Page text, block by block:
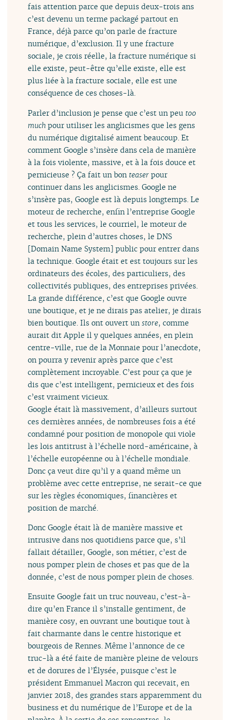
fais attention parce que depuis deux-trois ans
c’est devenu un terme packagé partout en
France, déjà parce qu’on parle de fracture
numérique, d’exclusion. Il y une fracture
sociale, je crois réelle, la fracture numérique si
elle existe, peut-être qu’elle existe, elle est
plus liée à la fracture sociale, elle est une
conséquence de ces choses-là.
Parler d’inclusion je pense que c’est un peu too
much pour utiliser les anglicismes que les gens
du numérique digitalisé aiment beaucoup. Et
comment Google s’insère dans cela de manière
à la fois violente, massive, et à la fois douce et
pernicieuse ? Ça fait un bon teaser pour
continuer dans les anglicismes. Google ne
s’insère pas, Google est là depuis longtemps. Le
moteur de recherche, enfin l’entreprise Google
et tous les services, le courriel, le moteur de
recherche, plein d’autres choses, le DNS
[Domain Name System] public pour entrer dans
la technique. Google était et est toujours sur les
ordinateurs des écoles, des particuliers, des
collectivités publiques, des entreprises privées.
La grande différence, c’est que Google ouvre
une boutique, et je ne dirais pas atelier, je dirais
bien boutique. Ils ont ouvert unstore, comme
aurait dit Apple il y quelques années, en plein
centre-ville, rue de la Monnaie pour l’anecdote,
on pourra y revenir après parce que c’est
complètement incroyable. C’est pour ça que je
dis que c’est intelligent, pernicieux et des fois
c’est vraiment vicieux.
Google était là massivement, d’ailleurs surtout
ces dernières années, de nombreuses fois a été
condamné pour position de monopole qui viole
les lois antitrust à l’échelle nord-américaine, à
l’échelle européenne ou à l’échelle mondiale.
Donc ça veut dire qu’il y a quand même un
problème avec cette entreprise, ne serait-ce que
sur les règles économiques, financières et
position de marché.
Donc Google était là de manière massive et
intrusive dans nos quotidiens parce que, s’il
fallait détailler, Google, son métier, c’est de
nous pomper plein de choses et pas que de la
donnée, c’est de nous pomper plein de choses.
Ensuite Google fait un truc nouveau, c’est-à-
dire qu’en France il s’installe gentiment, de
manière cosy, en ouvrant une boutique tout à
fait charmante dans le centre historique et
bourgeois de Rennes. Même l’annonce de ce
truc-là a été faite de manière pleine de velours
et de dorures de l’Élysée, puisque c’est le
président Emmanuel Macron qui recevait, en
janvier 2018, des grandes stars apparemment du
business et du numérique de l’Europe et de la